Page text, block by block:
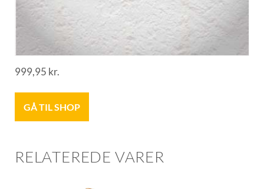
999,95 kr.
GÅ TIL SHOP
RELATEREDE VARER